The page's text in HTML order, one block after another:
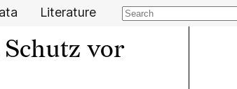
Literature
vor